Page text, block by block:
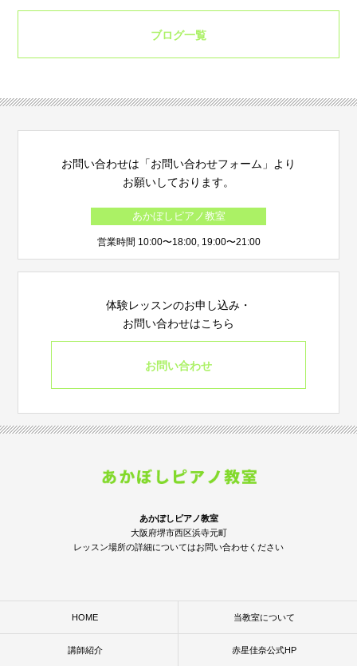
ブログ一覧
お問い合わせは「お問い合わせフォーム」より
お願いしております。
あかぼしピアノ教室
営業時間 10:00〜18:00, 19:00〜21:00
体験レッスンのお申し込み・
お問い合わせはこちら
お問い合わせ
あかぼしピアノ教室
大阪府堺市西区浜寺元町
レッスン場所の詳細についてはお問い合わせください
HOME 当教室について
講師紹介 赤星佳奈公式HP